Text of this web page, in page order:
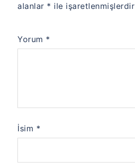
alanlar * ile işaretlenmişlerdir
Yorum *
İsim *